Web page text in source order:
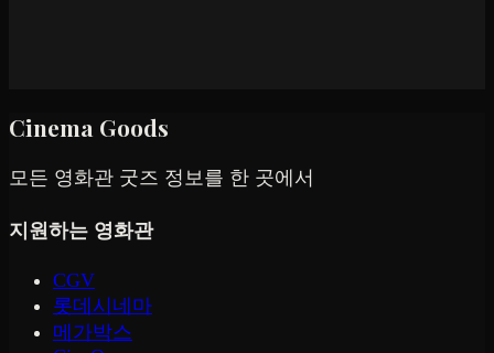
Cinema Goods
모든 영화관 굿즈 정보를 한 곳에서
지원하는 영화관
CGV
롯데시네마
메가박스